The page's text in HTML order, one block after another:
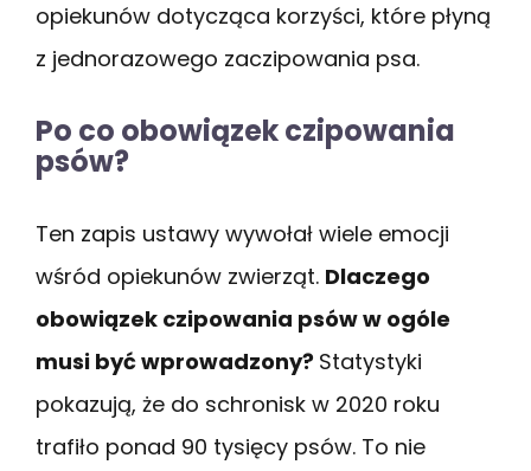
opiekunów dotycząca korzyści, które płyną
z jednorazowego zaczipowania psa.
Po co obowiązek czipowania
psów?
Ten zapis ustawy wywołał wiele emocji
wśród opiekunów zwierząt. Dlaczego
obowiązek czipowania psów w ogóle
musi być wprowadzony? Statystyki
pokazują, że do schronisk w 2020 roku
trafiło ponad 90 tysięcy psów. To nie